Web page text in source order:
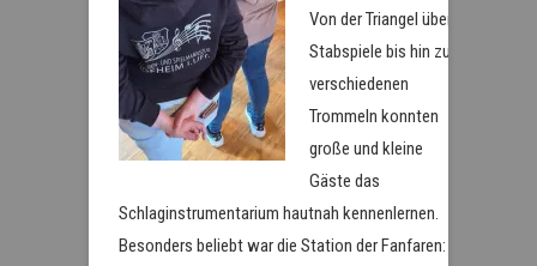
Von der Triangel über
Stabspiele bis hin zu
verschiedenen
Trommeln konnten
große und kleine
Gäste das
Schlaginstrumentarium hautnah kennenlernen.
Besonders beliebt war die Station der Fanfaren: